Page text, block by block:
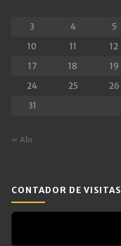
3
4 5
10
11 12
17
18 19
24
25 26
31
« Abr
CONTADOR DE VISITAS